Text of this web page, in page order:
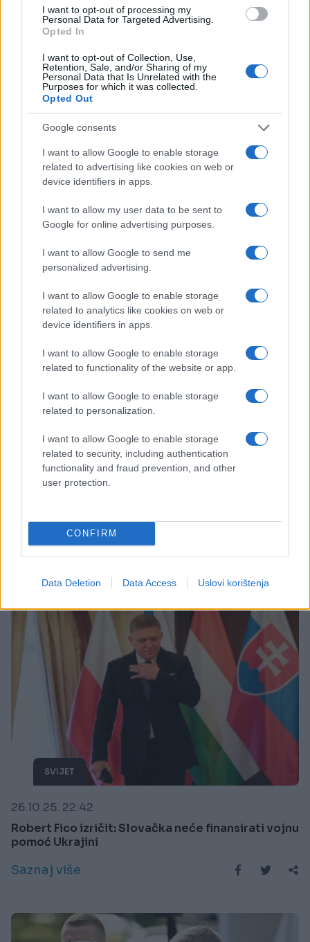
I want to opt-out of processing my
Personal Data for Targeted Advertising.
Opted In
I want to opt-out of Collection, Use,
Retention, Sale, and/or Sharing of my
Personal Data that Is Unrelated with the
Purposes for which it was collected.
Opted Out
Google consents
I want to allow Google to enable storage
related to advertising like cookies on web or
device identifiers in apps.
I want to allow my user data to be sent to
Google for online advertising purposes.
I want to allow Google to send me
personalized advertising.
I want to allow Google to enable storage
related to analytics like cookies on web or
device identifiers in apps.
I want to allow Google to enable storage
related to functionality of the website or app.
I want to allow Google to enable storage
related to personalization.
I want to allow Google to enable storage
related to security, including authentication
functionality and fraud prevention, and other
user protection.
CONFIRM
Data Deletion Data Access Uslovi korištenja
SVIJET
Fico: Slovačka odbacuje dalje finansiranje vojnih
potreba Ukrajine
13.12.25. 17:10
Fico: Ne želim da budem dio Evrope koja podržava
ubistva Rusa i Ukrajinaca
Saznaj više
SVIJET
26.10.25. 22:42
Robert Fico izričit: Slovačka neće finansirati vojnu
pomoć Ukrajini
Saznaj više